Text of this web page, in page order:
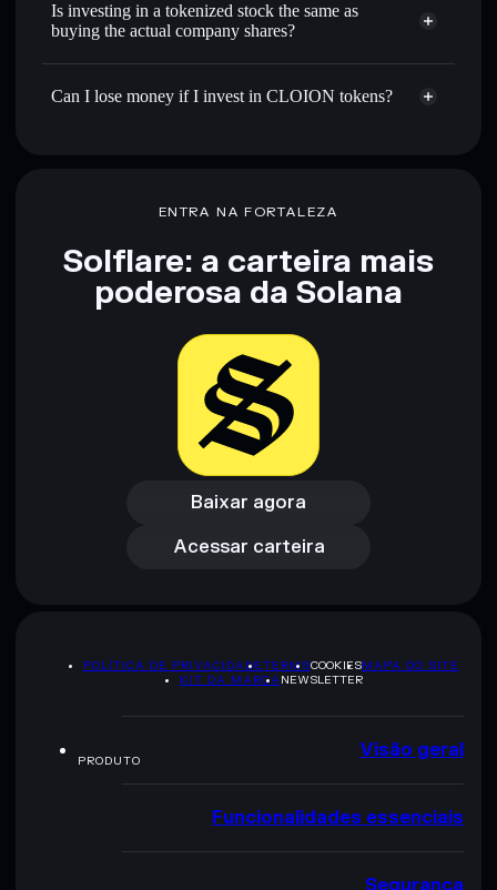
Is investing in a tokenized stock the same as
buying the actual company shares?
Can I lose money if I invest in CLOION tokens?
ENTRA NA FORTALEZA
Solflare: a carteira mais
poderosa da Solana
Baixar agora
Baixar agora
Acessar carteira
Acessar carteira
POLÍTICA DE PRIVACIDADETERMSCOOKIESMAPA DO SITE
KIT DA MARCA NEWSLETTER
PRODUTO Visão geral
Funcionalidades essenciais